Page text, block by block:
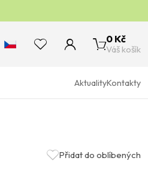
0 Kč
Váš košík
AktualityKontakty
Přidat do oblíbených